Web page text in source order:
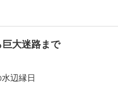
大迷路まで
辺縁日